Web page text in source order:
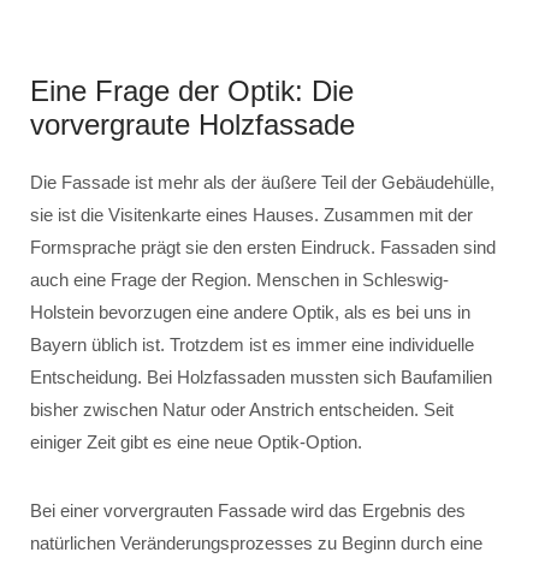
Eine Frage der Optik: Die
vorvergraute Holzfassade
Die Fassade ist mehr als der äußere Teil der Gebäudehülle,
sie ist die Visitenkarte eines Hauses. Zusammen mit der
Formsprache prägt sie den ersten Eindruck. Fassaden sind
auch eine Frage der Region. Menschen in Schleswig-
Holstein bevorzugen eine andere Optik, als es bei uns in
Bayern üblich ist. Trotzdem ist es immer eine individuelle
Entscheidung. Bei Holzfassaden mussten sich Baufamilien
bisher zwischen Natur oder Anstrich entscheiden. Seit
einiger Zeit gibt es eine neue Optik-Option.
Bei einer vorvergrauten Fassade wird das Ergebnis des
natürlichen Veränderungsprozesses zu Beginn durch eine